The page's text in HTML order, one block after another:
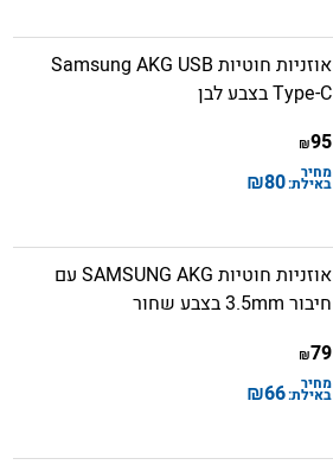
אוזניות חוטיות Samsung AKG USB
Type-C בצבע לבן
95
₪
מחיר
באילת:80
₪
אוזניות חוטיות SAMSUNG AKG עם
חיבור 3.5mm בצבע שחור
79
₪
מחיר
באילת:66
₪